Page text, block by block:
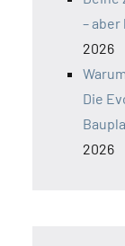
– aber
2026
Die
2026